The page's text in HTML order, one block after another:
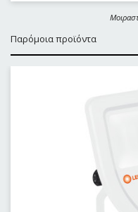
Παρόμοια προϊόντα